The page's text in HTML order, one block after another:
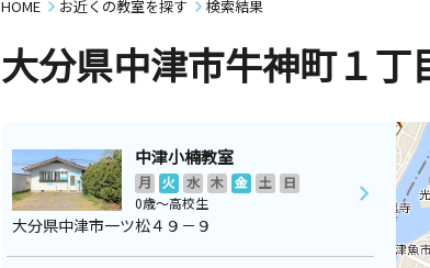
HOME お近くの教室を探す 検索結果
大分県中津市牛神町１丁
中津小楠教室
月 火 水 木 金 土
日
0歳～高校生
大分県中津市一ツ松４９－９